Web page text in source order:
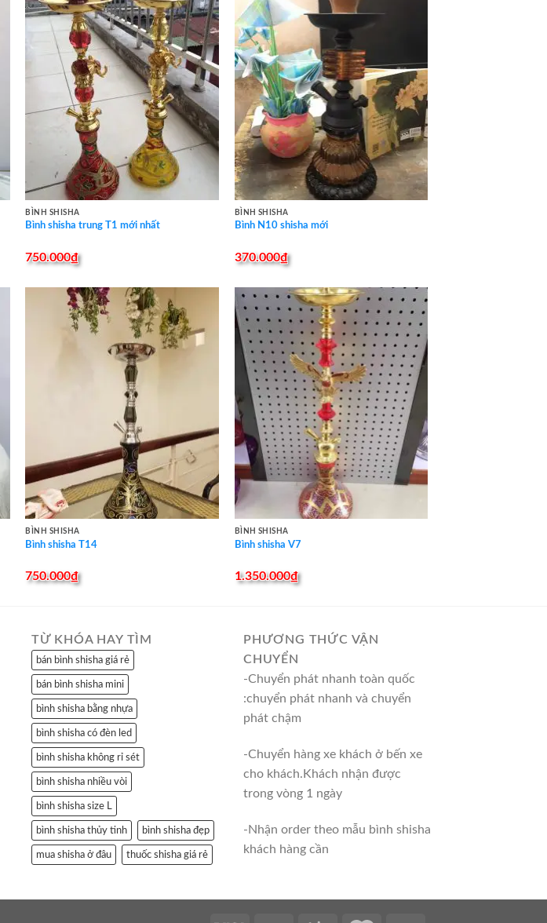
BÌNH SHISHA
Bình shisha trung T1 mới nhất
750.000₫
BÌNH SHISHA
Bình N10 shisha mới
370.000₫
BÌNH SHISHA
Bình shisha T14
750.000₫
BÌNH SHISHA
Bình shisha V7
1.350.000₫
TỪ KHÓA HAY TÌM
bán bình shisha giá rẻ
bán bình shisha mini
bình shisha bằng nhựa
bình shisha có đèn led
bình shisha không rỉ sét
bình shisha nhiều vòi
bình shisha size L
bình shisha thủy tinh bình shisha đẹp
mua shisha ở đâu thuốc shisha giá rẻ
PHƯƠNG THỨC VẬN
CHUYỂN
-Chuyển phát nhanh toàn quốc
:chuyển phát nhanh và chuyển
phát chậm
-Chuyển hàng xe khách ở bến xe
cho khách.Khách nhận được
trong vòng 1 ngày
-Nhận order theo mẫu bình shisha
khách hàng cần